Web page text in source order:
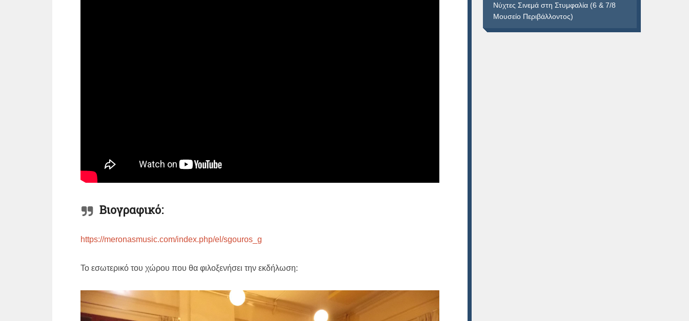
Βιογραφικό:
https://meronasmusic.com/index.php/el/sgouros_g
Το εσωτερικό του χώρου που θα φιλοξενήσει την εκδήλωση:
Νύχτες Σινεμά στη Στυμφαλία (6 & 7/8
Μουσείο Περιβάλλοντος)